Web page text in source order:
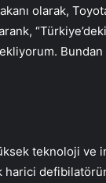
olarak,
teknoloji ve
harici